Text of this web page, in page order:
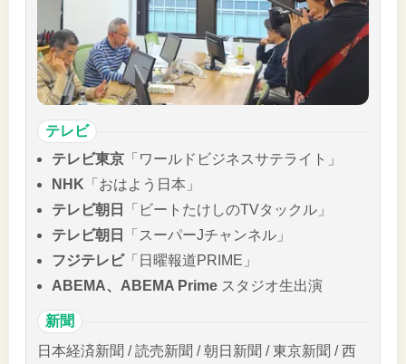
テレビ
テレビ東京 「ワールドビジネスサテライト」
NHK 「おはよう日本」
テレビ朝日
「ビートたけしのTVタックル」
テレビ朝日
「スーパーJチャンネル」
フジテレビ「日曜報道PRIME」
ABEMA、ABEMA Prime スタジオ生出演
新聞
日本経済新聞 / 読売新聞 / 朝日新聞 / 東京新聞 / 西